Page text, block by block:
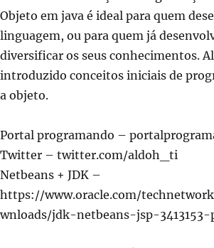
Objeto em java é ideal para quem
linguagem, ou para quem já
diversificar os seus conhecimentos.
introduzido conceitos iniciais de
a objeto.
Portal programando –
Twitter – twitter.com/aldoh_ti
Netbeans + JDK –
https://www.oracle.com/
wnloads/jdk-netbeans-jsp-